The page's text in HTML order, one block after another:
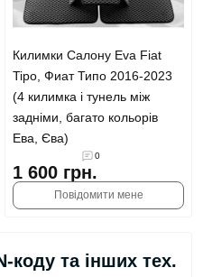
Килимки Салону Eva Fiat
Tipo, Фиат Типо 2016-2023
(4 килимка і тунель між
задніми, багато кольорів
Ева, Єва)
0
1 600 грн.
Повідомити мене
коду та інших тех.